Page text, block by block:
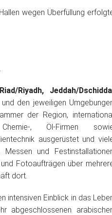
wegen Überfüllung
Riad/Riyadh, Jeddah/
den jeweiligen
der Region,
, Öl-Firmen
ausgerüstet und
und
Fotoaufträgen über
dort.
intensiven Einblick in das
abgeschlossenen